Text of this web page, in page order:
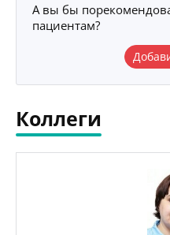
А вы бы
пациентам?
Коллеги